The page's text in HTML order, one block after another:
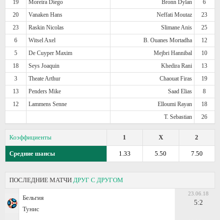
19
Moreira Diego Bronn Dylan
6
20
Vanaken Hans Neffati Moutaz
23
23
Raskin Nicolas Slimane Anis
25
6
Witsel Axel B. Ouanes Mortadha
12
5
De Cuyper Maxim Mejbri Hannibal
10
18
Seys Joaquin Khedira Rani
13
3
Theate Arthur Chaouat Firas
19
13
Penders Mike Saad Elias
8
12
Lammens Senne Elloumi Rayan
18
T. Sebastian
26
Коэффициенты 2
X
1
Средние шансы 7.50
5.50
1.33
ПОСЛЕДНИЕ МАТЧИ ДРУГ С ДРУГОМ
Бельгия
Тунис
23.06.18
5:2